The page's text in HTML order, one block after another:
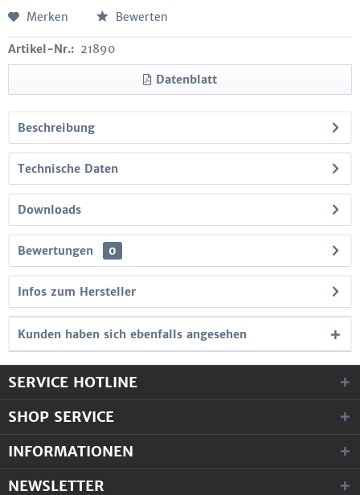
Merken Bewerten
Artikel-Nr.: 21890
Datenblatt
Beschreibung
Technische Daten
Downloads
Bewertungen 0
Infos zum Hersteller
Kunden haben sich ebenfalls angesehen
SERVICE HOTLINE
SHOP SERVICE
INFORMATIONEN
NEWSLETTER